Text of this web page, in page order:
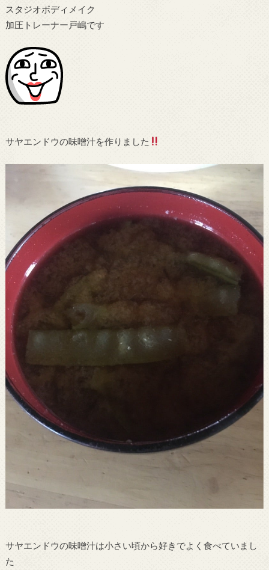
スタジオボディメイク
加圧トレーナー戸嶋です
サヤエンドウの味噌汁を作りました
サヤエンドウの味噌汁は小さい頃から好きでよく食べていまし
た